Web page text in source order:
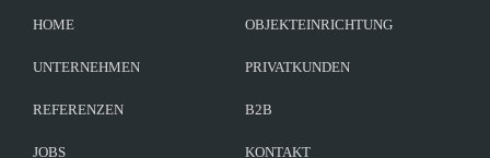
HOME OBJEKTEINRICHTUNG
UNTERNEHMEN PRIVATKUNDEN
REFERENZEN B2B
JOBS KONTAKT